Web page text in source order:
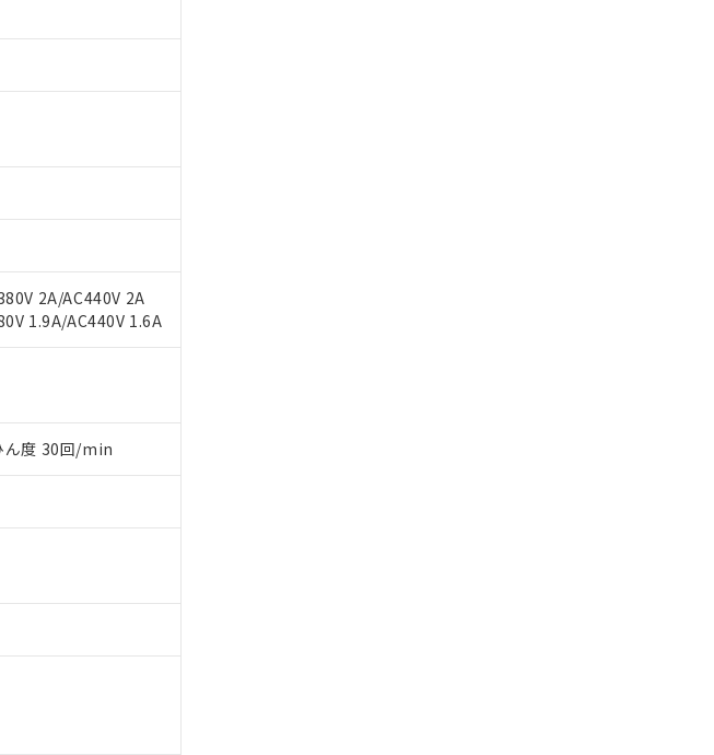
2A/AC440V 2A
1.9A/AC440V 1.6A
度 30回/min
状況および標準価格(税抜)を提供させていただ
象外となる商品もあることをご了承ください。
新日時点での社内データに基づき作成されるも
価格とは異なる場合があることをご了承くださ
またはお客様担当のオムロン制御機器販売店・
第三者に漏洩または開示しないようお願いしま
いただくには、I-Webメンバーズにご登録され
リストについて、当社および当社の共同利用者
商談に必要な範囲で利用することをご了承くだ
して"
製品が提供可能な商品です。
品に切り替える予定のある商品です。
の商品で、対応品を出す予定はありません。
品と判明した場合などやむを得ず変更すること
以下、
下、ポリ臭化ジフェニルエーテル類(PBDE) 1000ppm以下、
ル酸ブチルベンジル（BBP） 1000ppm以下、フタル酸ジブチ
。
とを確認しています。
があります。
遡って非含有を証明するものではありません。
ることを示します。
いることを示します。
い。
PBDEs(ポリ臭化ジフェニルエーテル類) : 1000ppm、
し、環境に深刻な影響を及ぼさない年数を意
い。
貿易法に定める商品（以下｢規制貨物等」とい
府の輸出許可(または役務取引許可)を取得する
ど、違法に輸出されないよう必要な手段を講じ
物兵器またはその他武器並びにこれらの製造装
に輸出するおそれがある場合は、取り引きをい
ない機種